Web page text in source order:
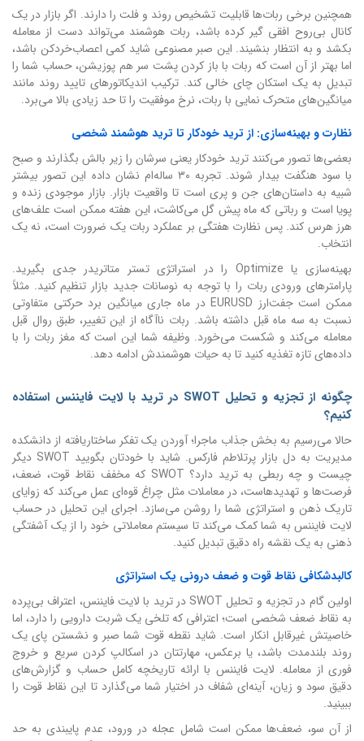
همچنین برخی ربات‌ها قابلیت تشخیص روند و فلت را دارند. اگر بازار در یک
کانال بی‌روح افقی گیر کرده باشد، ربات هوشمند می‌تواند دست از معامله
بکشد و به انتظار بنشیند. این صبر مصنوعی شاید کمی اعصاب‌خردکن باشد،
اما بهتر از آن است که ربات با باز کردن پشت سر هم پوزیشن، حساب شما را
تبدیل به یک استکان چای خالی کند. ترکیب اندیکاتورهای تایید روند مانند
میانگین‌های متحرک نمایی با ربات، نرخ موفقیت را تا حد زیادی بالا می‌برد.
نظارت و بهینه‌سازی: از ترید خودکار تا ترید هوشمند شخصی
بعضی‌ها تصور می‌کنند ترید خودکار یعنی سرشان را زیر بالش بگذارند و صبح
با سود هنگفت بیدار شوند. تجربه ۳۰ ساله‌ام نشان داده این تصور بیشتر
شبیه به داستان‌های جن و پری است تا واقعیت بازار. بازار موجودی زنده و
پویا است و رباتی که ماه پیش گل می‌کاشت، این هفته ممکن است علف‌های
هرز هرس کند. پس نظارت هفتگی بر عملکرد ربات یک ضرورت است، نه یک
انتخاب.
بهینه‌سازی یا Optimize را در استراتژی تستر متاتریدر جدی بگیرید.
پارامترهای ورودی ربات را با توجه به نوسانات جدید بازار تنظیم کنید. مثلاً
ممکن است جفت‌ارز EURUSD در ماه جاری میانگین برد حرکتی متفاوتی
نسبت به سه ماه قبل داشته باشد. ربات ناآگاه از این تغییر، طبق روال قبل
معامله می‌کند و شکست می‌خورد. وظیفه شما این است که مغز ربات را با
داده‌های تازه تغذیه کنید تا به حیات هوشمندش ادامه دهد.
چگونه از تجزیه و تحلیل SWOT در ترید با لایت فایننس استفاده
کنیم؟
حالا می‌رسیم به بخش جذاب ماجرا؛ آوردن یک تفکر ساختاریافته از دانشکده
مدیریت به دل بازار پرتلاطم فارکس. شاید با خودتان بگویید SWOT دیگر
چیست و چه ربطی به ترید دارد؟ SWOT که مخفف نقاط قوت، ضعف،
فرصت‌ها و تهدیدهاست، در معاملات مثل چراغ قوه‌ای عمل می‌کند که زوایای
تاریک ذهن و استراتژی شما را روشن می‌سازد. اجرای این تحلیل در حساب
لایت فایننس به شما کمک می‌کند تا سیستم معاملاتی خود را از یک آشفتگی
ذهنی به یک نقشه راه دقیق تبدیل کنید.
کالبدشکافی نقاط قوت و ضعف درونی یک استراتژی
اولین گام در تجزیه و تحلیل SWOT در ترید با لایت فایننس، اعتراف بی‌پرده
به نقاط ضعف شخصی است؛ اعترافی که تلخی یک شربت دارویی را دارد، اما
خاصیتش غیرقابل انکار است. شاید نقطه قوت شما صبر و نشستن پای یک
روند بلندمدت باشد، یا برعکس، مهارتتان در اسکالپ کردن سریع و خروج
فوری از معامله. لایت فایننس با ارائه تاریخچه کامل حساب و گزارش‌های
دقیق سود و زیان، آینه‌ای شفاف در اختیار شما می‌گذارد تا این نقاط قوت را
ببینید.
از آن سو، ضعف‌ها ممکن است شامل عجله در ورود، عدم پایبندی به حد